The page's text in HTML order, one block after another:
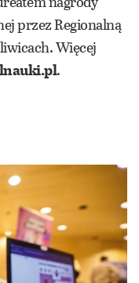
przez Regionalną
Więcej
.